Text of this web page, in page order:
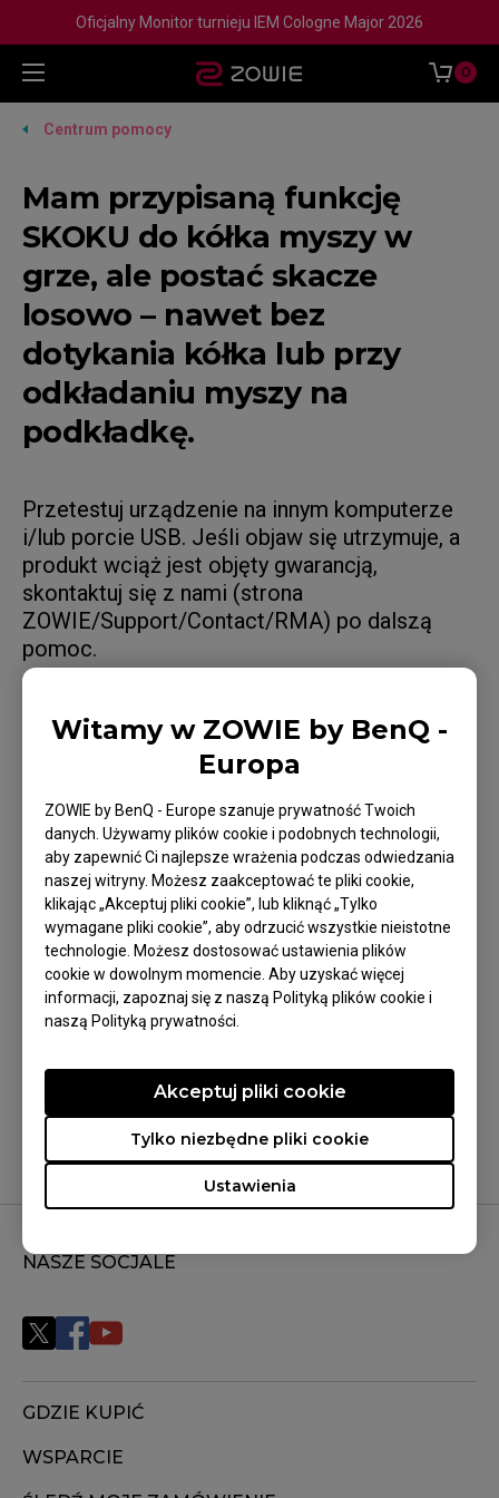
Witamy w ZOWIE by BenQ -
Europa
ZOWIE by BenQ - Europe szanuje prywatność Twoich
danych. Używamy plików cookie i podobnych technologii,
aby zapewnić Ci najlepsze wrażenia podczas odwiedzania
naszej witryny. Możesz zaakceptować te pliki cookie,
klikając „Akceptuj pliki cookie”, lub kliknąć „Tylko
wymagane pliki cookie”, aby odrzucić wszystkie nieistotne
technologie. Możesz dostosować ustawienia plików
cookie w dowolnym momencie. Aby uzyskać więcej
informacji, zapoznaj się z naszą Polityką plików cookie i
naszą Polityką prywatności.
Ustawienia
Tylko niezbędne pliki cookie
Akceptuj pliki cookie
Oficjalny Monitor turnieju IEM Cologne Major 2026
0
Centrum pomocy
Mam przypisaną funkcję
SKOKU do kółka myszy w
grze, ale postać skacze
losowo – nawet bez
dotykania kółka lub przy
odkładaniu myszy na
podkładkę.
Przetestuj urządzenie na innym komputerze
i/lub porcie USB. Jeśli objaw się utrzymuje, a
produkt wciąż jest objęty gwarancją,
skontaktuj się z nami (strona
ZOWIE/Support/Contact/RMA) po dalszą
pomoc.
Dotyczące modeli
EC1-C (L), EC1-CW (L), EC1-DW, EC2-C (M), EC2-
CW (M), EC2-DW, EC3-C (S), EC3-CW (S), EC3-DW,
FK1+-C (XL), FK1-C (L), FK1-DW (L), FK2-C (M),
FK2-DW, S1-C (M), S2-C (S), S2-DW, U2, U2-DW,
ZA11-C (L), ZA12-C (M), ZA12-DW (M), ZA13-C (S),
ZA13-C (S), ZA13-DW
Show more
NASZE SOCJALE
GDZIE KUPIĆ
WSPARCIE